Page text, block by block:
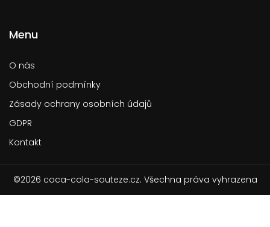
Menu
O nás
Obchodní podmínky
Zásady ochrany osobních údajů
GDPR
Kontakt
©2026 coca-cola-souteze.cz. Všechna práva vyhrazena